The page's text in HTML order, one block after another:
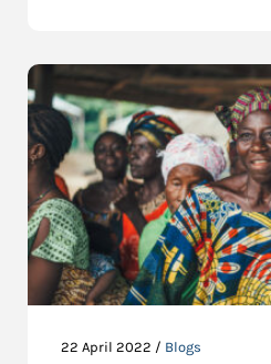
22 April 2022 / Blogs